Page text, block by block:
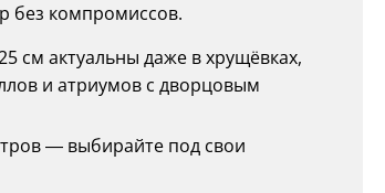
без компромиссов.
см актуальны даже в хрущёвках,
и атриумов с дворцовым
— выбирайте под свои